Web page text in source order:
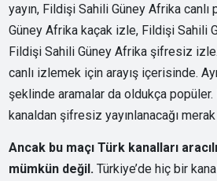
yayın, Fildişi Sahili Güney Afrika
Güney Afrika kaçak izle, Fildişi Sahili
Fildişi Sahili Güney Afrika şifresiz
canlı izlemek için arayış içerisinde.
şeklinde aramalar da oldukça popüler.
kanaldan şifresiz yayınlanacağı
Ancak bu maçı Türk kanalları
mümkün değil. Türkiye’de hiç bir